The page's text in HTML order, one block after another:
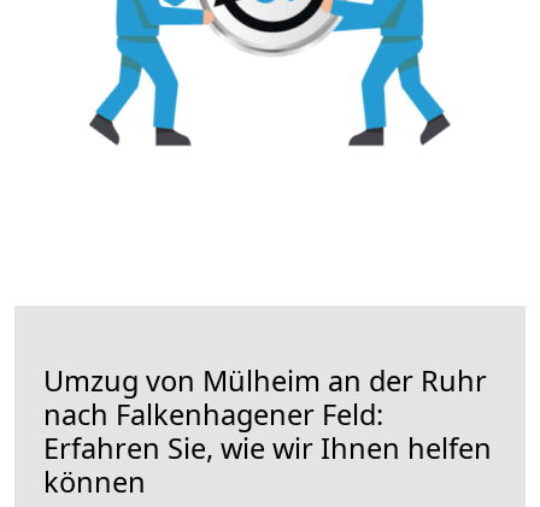
Umzug von Mülheim an der Ruhr
nach Falkenhagener Feld:
Erfahren Sie, wie wir Ihnen helfen
können